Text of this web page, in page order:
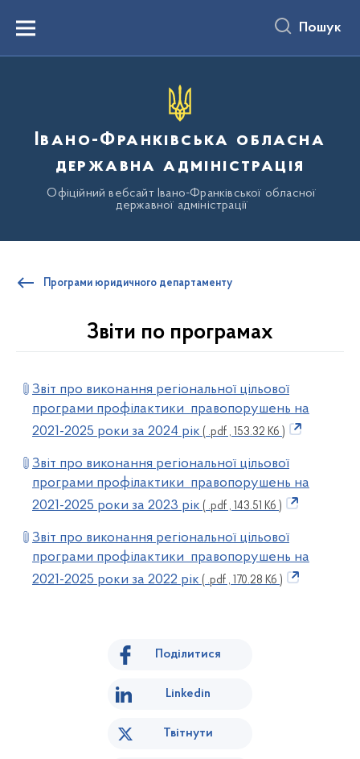
вмістуMenu Пошук
Івано-Франківська обласна
державна адміністрація
Офіційний вебсайт Івано-Франківської обласної
державної адміністрації
Програми юридичного департаменту
Звіти по програмах
Звіт про виконання регіональної цільової
програми профілактики правопорушень на
2021-2025 роки за 2024 рік ( .pdf , 153.32 Кб )
Звіт про виконання регіональної цільової
програми профілактики правопорушень на
2021-2025 роки за 2023 рік ( .pdf , 143.51 Кб )
Звіт про виконання регіональної цільової
програми профілактики правопорушень на
2021-2025 роки за 2022 рік ( .pdf , 170.28 Кб )
Поділитися
Linkedin
Твітнути